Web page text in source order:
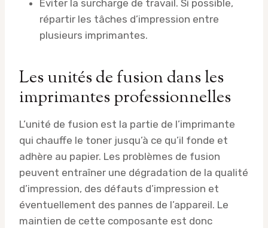
Éviter la surcharge de travail. Si possible,
répartir les tâches d’impression entre
plusieurs imprimantes.
Les unités de fusion dans les
imprimantes professionnelles
L’unité de fusion est la partie de l’imprimante
qui chauffe le toner jusqu’à ce qu’il fonde et
adhère au papier. Les problèmes de fusion
peuvent entraîner une dégradation de la qualité
d’impression, des défauts d’impression et
éventuellement des pannes de l’appareil. Le
maintien de cette composante est donc